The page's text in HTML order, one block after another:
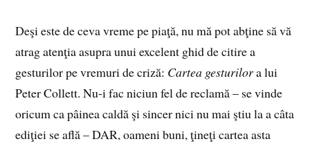
Deşi este de ceva vreme pe piaţă, nu mă pot abţine să vă
atrag atenţia asupra unui excelent ghid de citire a
gesturilor pe vremuri de criză: Cartea gesturilora lui
Peter Collett. Nu-i fac niciun fel de reclamă – se vinde
oricum ca pâinea caldă şi sincer nici nu mai ştiu la a câta
ediţiei se află – DAR, oameni buni, ţineţi cartea asta